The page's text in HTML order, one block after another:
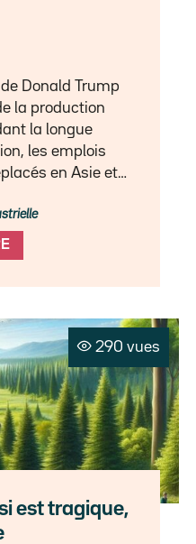
Donald Trump
la production
la longue
les emplois
en Asie et…
290 vues
est tragique,